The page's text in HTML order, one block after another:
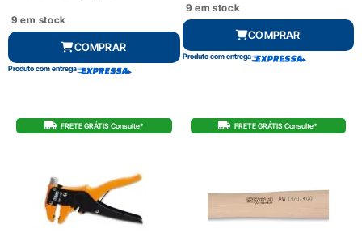
9 em stock
COMPRAR
Produto com entrega
9 em stock
COMPRAR
Produto com entrega
FRETE GRÁTIS Consulte* FRETE GRÁTIS Consulte*